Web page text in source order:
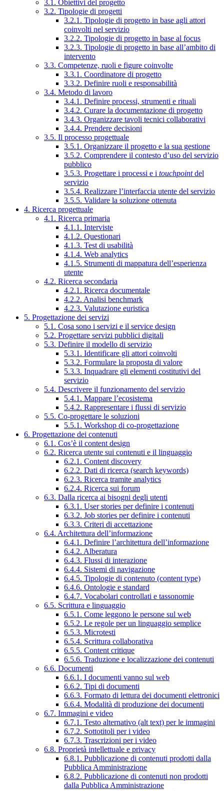
3.1. Obiettivi del progetto
3.2. Tipologie di progetti
3.2.1. Tipologie di progetto in base agli attori
coinvolti nel servizio
3.2.2. Tipologie di progetto in base al focus
3.2.3. Tipologie di progetto in base all’ambito di
intervento
3.3. Competenze, ruoli e figure coinvolte
3.3.1. Coordinatore di progetto
3.3.2. Definire ruoli e responsabilità
3.4. Metodo di lavoro
3.4.1. Definire processi, strumenti e rituali
3.4.2. Curare la documentazione di progetto
3.4.3. Organizzare tavoli tecnici collaborativi
3.4.4. Prendere decisioni
3.5. Il processo progettuale
3.5.1. Organizzare il progetto e la sua gestione
3.5.2. Comprendere il contesto d’uso del servizio
pubblico
3.5.3. Progettare i processi e i touchpointdel
servizio
3.5.4. Realizzare l’interfaccia utente del servizio
3.5.5. Validare la soluzione ottenuta
4. Ricerca progettuale
4.1. Ricerca primaria
4.1.1. Interviste
4.1.2. Questionari
4.1.3. Test di usabilità
4.1.4. Web analytics
4.1.5. Strumenti di mappatura dell’esperienza
utente
4.2. Ricerca secondaria
4.2.1. Ricerca documentale
4.2.2. Analisi benchmark
4.2.3. Valutazione euristica
5. Progettazione dei servizi
5.1. Cosa sono i servizi e il service design
5.2. Progettare servizi pubblici digitali
5.3. Definire il modello di servizio
5.3.1. Identificare gli attori coinvolti
5.3.2. Formulare la proposta di valore
5.3.3. Inquadrare gli elementi costitutivi del
servizio
5.4. Descrivere il funzionamento del servizio
5.4.1. Mappare l’ecosistema
5.4.2. Rappresentare i flussi di servizio
5.5. Co-progettare le soluzioni
5.5.1. Workshop di co-progettazione
6. Progettazione dei contenuti
6.1. Cos’è il content design
6.2. Ricerca utente sui contenuti e il linguaggio
6.2.1. Content discovery
6.2.2. Dati di ricerca (search keywords)
6.2.3. Ricerca tramite analytics
6.2.4. Ricerca sui forum
6.3. Dalla ricerca ai bisogni degli utenti
6.3.1. User stories per definire i contenuti
6.3.2. Job stories per definire i contenuti
6.3.3. Criteri di accettazione
6.4. Architettura dell’informazione
6.4.1. Definire l’architettura dell’informazione
6.4.2. Alberatura
6.4.3. Flussi di interazione
6.4.4. Sistemi di navigazione
6.4.5. Tipologie di contenuto (content type)
6.4.6. Ontologie e standard
6.4.7. Vocabolari controllati e tassonomie
6.5. Scrittura e linguaggio
6.5.1. Come leggono le persone sul web
6.5.2. Le regole per un linguaggio semplice
6.5.3. Microtesti
6.5.4. Scrittura collaborativa
6.5.5. Content critique
6.5.6. Traduzione e localizzazione dei contenuti
6.6. Documenti
6.6.1. I documenti vanno sul web
6.6.2. Tipi di documenti
6.6.3. Formato di lettura dei documenti elettronici
6.6.4. Modalità di produzione dei documenti
6.7. Immagini e video
6.7.1. Testo alternativo (alt text) per le immagini
6.7.2. Sottotitoli per i video
6.7.3. Trascrizioni per i video
6.8. Proprietà intellettuale e privacy
6.8.1. Pubblicazione di contenuti prodotti dalla
Pubblica Amministrazione
6.8.2. Pubblicazione di contenuti non prodotti
dalla Pubblica Amministrazione